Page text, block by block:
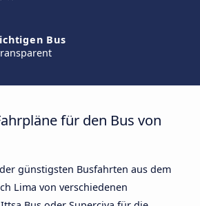
Bus
für den Bus von
günstigsten Busfahrten aus dem
Lima von verschiedenen